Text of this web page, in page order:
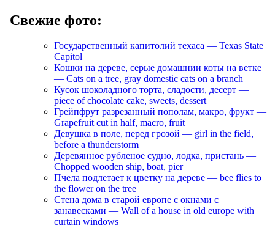
Свежие фото:
Государственный капитолий техаса — Texas State
Capitol
Кошки на дереве, серые домашнии коты на ветке
— Cats on a tree, gray domestic cats on a branch
Кусок шоколадного торта, сладости, десерт —
piece of chocolate cake, sweets, dessert
Грейпфрут разрезанный пополам, макро, фрукт —
Grapefruit cut in half, macro, fruit
Девушка в поле, перед грозой — girl in the field,
before a thunderstorm
Деревянное рубленое судно, лодка, пристань —
Chopped wooden ship, boat, pier
Пчела подлетает к цветку на дереве — bee flies to
the flower on the tree
Стена дома в старой европе с окнами с
занавесками — Wall of a house in old europe with
curtain windows